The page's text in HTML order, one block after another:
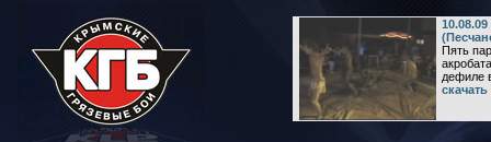
Пять
дефиле